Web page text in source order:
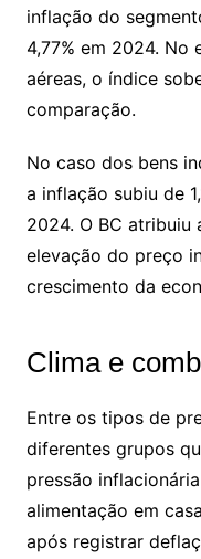
inflação do
4,77% em 2024. No
aéreas, o índice
comparação.
No caso dos bens
a inflação subiu de
2024. O BC atribuiu
elevação do preço
crescimento da
Clima e
Entre os tipos de
diferentes grupos
pressão
alimentação em
após registrar